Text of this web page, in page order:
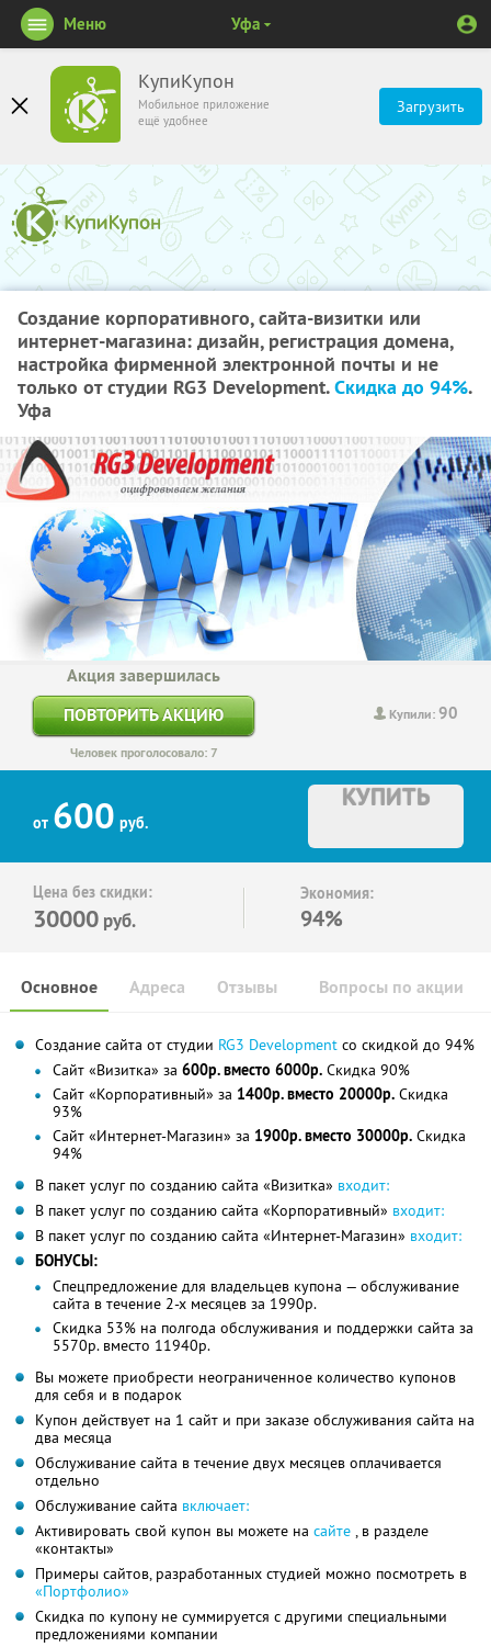
КупиКупон
Мобильное приложение
ещё удобнее
Загрузить
Меню Уфа
Создание корпоративного, сайта-визитки или
интернет-магазина: дизайн, регистрация домена,
настройка фирменной электронной почты и не
только от студии RG3 Development.Скидка до 94%.
Уфа
Купили:90
Акция завершилась
ПОВТОРИТЬ АКЦИЮ
Человек проголосовало: 7
от 600 руб.
КУПИТЬ
Цена без скидки:
30000 руб.
Экономия:
94%
Основное Отзывы Вопросы по акции
Адреса
Создание сайта от студии RG3 Development со скидкой до 94%
Сайт «Визитка» за 600р. вместо 6000р. Скидка 90%
Сайт «Корпоративный» за 1400р. вместо 20000р. Скидка
93%
Сайт «Интернет-Магазин» за 1900р. вместо 30000р. Скидка
94%
В пакет услуг по созданию сайта «Визитка» входит:
В пакет услуг по созданию сайта «Корпоративный» входит:
В пакет услуг по созданию сайта «Интернет-Магазин» входит:
БОНУСЫ:
Спецпредложение для владельцев купона — обслуживание
сайта в течение 2-х месяцев за 1990р.
Скидка 53% на полгода обслуживания и поддержки сайта за
5570р. вместо 11940р.
Вы можете приобрести неограниченное количество купонов
для себя и в подарок
Купон действует на 1 сайт и при заказе обслуживания сайта на
два месяца
Обслуживание сайта в течение двух месяцев оплачивается
отдельно
Обслуживание сайта включает:
Активировать свой купон вы можете на сайте , в разделе
«контакты»
Примеры сайтов, разработанных студией можно посмотреть в
«Портфолио»
Скидка по купону не суммируется с другими специальными
предложениями компании